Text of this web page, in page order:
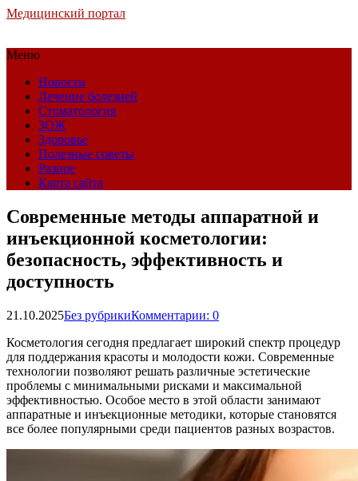
Медицинский портал
Меню
Новости
Лечение болезней
Стоматология
ЗОЖ
Здоровье
Полезные советы
Разное
Карта сайта
Современные методы аппаратной и
инъекционной косметологии:
безопасность, эффективность и
доступность
21.10.2025Без рубрикиКомментарии: 0
Косметология сегодня предлагает широкий спектр процедур
для поддержания красоты и молодости кожи. Современные
технологии позволяют решать различные эстетические
проблемы с минимальными рисками и максимальной
эффективностью. Особое место в этой области занимают
аппаратные и инъекционные методики, которые становятся
все более популярными среди пациентов разных возрастов.